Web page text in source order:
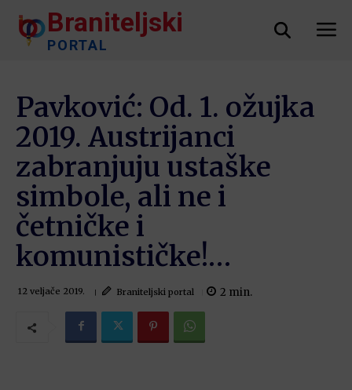
Braniteljski
PORTAL
Pavković: Od. 1. ožujka
2019. Austrijanci
zabranjuju ustaške
simbole, ali ne i
četničke i
komunističke!…
12 veljače 2019. Braniteljski portal 2 min.